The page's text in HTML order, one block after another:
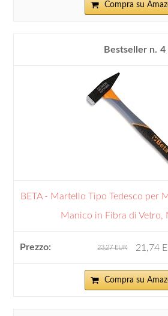
Compra su
4
BETA - Martello Tipo Tedesco per
Manico in Fibra di Vetro,
23,27 EUR 21,74
Compra su